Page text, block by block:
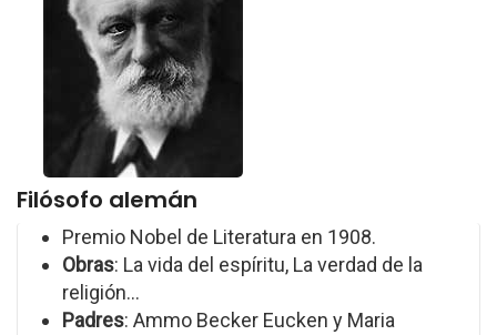
Filósofo alemán
Premio Nobel de Literatura en 1908.
Obras: La vida del espíritu, La verdad de la
religión...
Padres: Ammo Becker Eucken y Maria